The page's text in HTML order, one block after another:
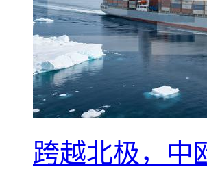
跨越北极，中